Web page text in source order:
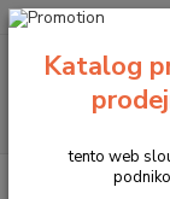
+420 225 375 800
Optika
Katalog
tento web